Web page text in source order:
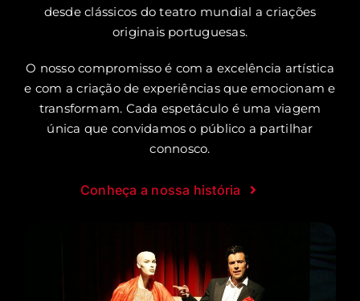
desde clássicos do teatro mundial a criações
originais portuguesas.
O nosso compromisso é com a excelência artística
e com a criação de experiências que emocionam e
transformam. Cada espetáculo é uma viagem
única que convidamos o público a partilhar
connosco.
Conheça a nossa história